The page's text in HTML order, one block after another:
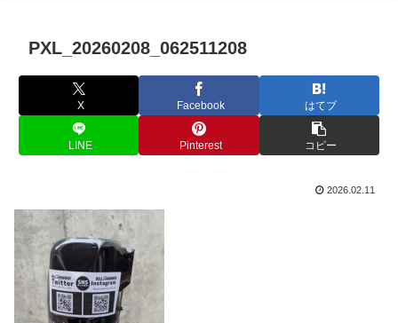
PXL_20260208_062511208
X Facebook はてブ
LINE Pinterest コピー
2026.02.11